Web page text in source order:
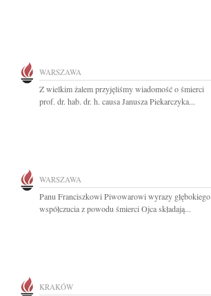
WARSZAWA
Z wielkim żalem przyjęliśmy wiadomość o śmierci
prof. dr. hab. dr. h. causa Janusza Piekarczyka...
WARSZAWA
Panu Franciszkowi Piwowarowi wyrazy głębokiego
współczucia z powodu śmierci Ojca składają...
KRAKÓW